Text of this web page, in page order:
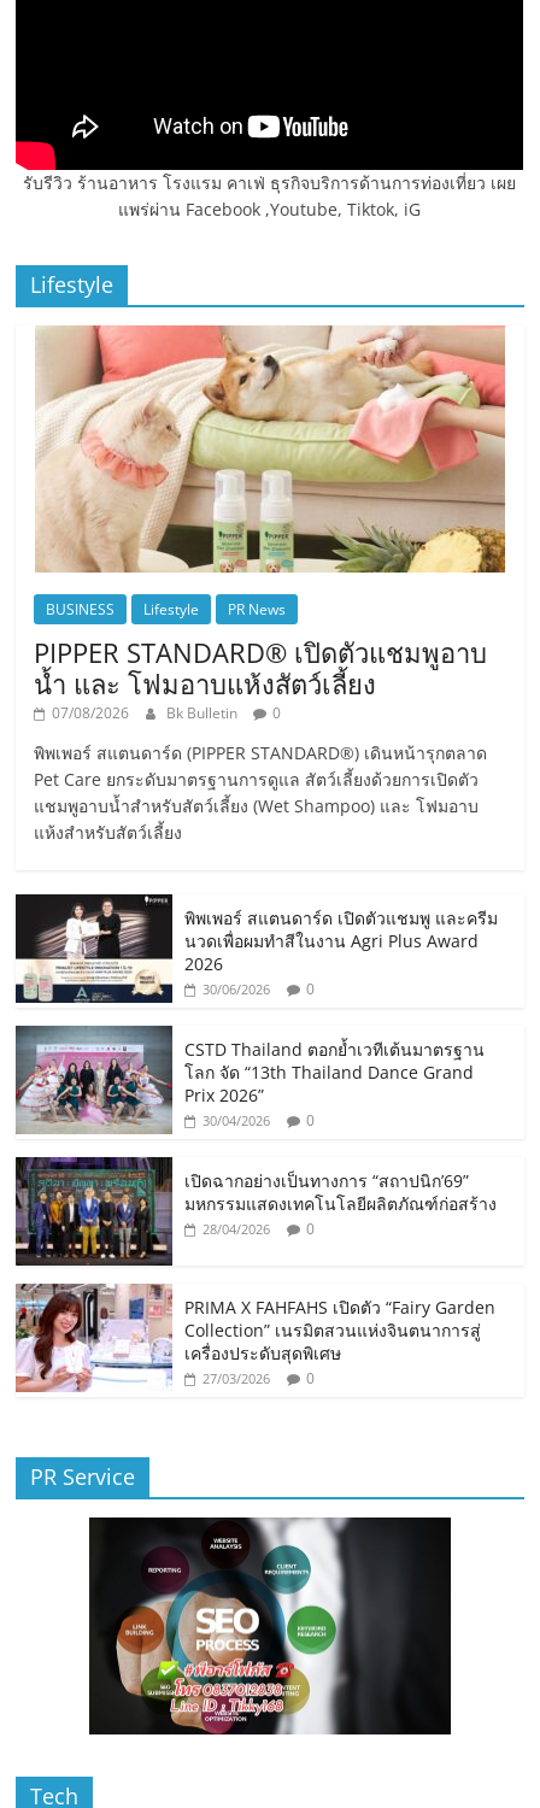
รับรีวิว ร้านอาหาร โรงแรม คาเฟ่ ธุรกิจบริการด้านการท่องเที่ยว เผย
แพร่ผ่าน Facebook ,Youtube, Tiktok, iG
Lifestyle
BUSINESS Lifestyle PR News
PIPPER STANDARD® เปิดตัวแชมพูอาบ
น้ำ และ โฟมอาบแห้งสัตว์เลี้ยง
07/08/2026 Bk Bulletin 0
พิพเพอร์ สแตนดาร์ด (PIPPER STANDARD®) เดินหน้ารุกตลาด
Pet Care ยกระดับมาตรฐานการดูแล สัตว์เลี้ยงด้วยการเปิดตัว
แชมพูอาบน้ำสำหรับสัตว์เลี้ยง (Wet Shampoo) และ โฟมอาบ
แห้งสำหรับสัตว์เลี้ยง
พิพเพอร์ สแตนดาร์ด เปิดตัวแชมพู และครีม
นวดเพื่อผมทำสีในงาน Agri Plus Award
2026
30/06/2026 0
CSTD Thailand ตอกย้ำเวทีเต้นมาตรฐาน
โลก จัด “13th Thailand Dance Grand
Prix 2026”
30/04/2026 0
เปิดฉากอย่างเป็นทางการ “สถาปนิก’69”
มหกรรมแสดงเทคโนโลยีผลิตภัณฑ์ก่อสร้าง
28/04/2026 0
PRIMA X FAHFAHS เปิดตัว “Fairy Garden
Collection” เนรมิตสวนแห่งจินตนาการสู่
เครื่องประดับสุดพิเศษ
27/03/2026 0
PR Service
Tech